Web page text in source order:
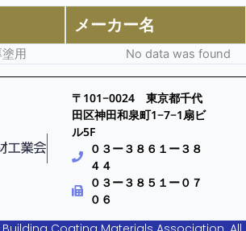
メーカー名
用 No data was found
〒101−0024 東京都千代
田区神田和泉町1−7−1扇ビ
ル5F
０３ー３８６１ー３８
４４
０３ー３８５１ー０７
０６